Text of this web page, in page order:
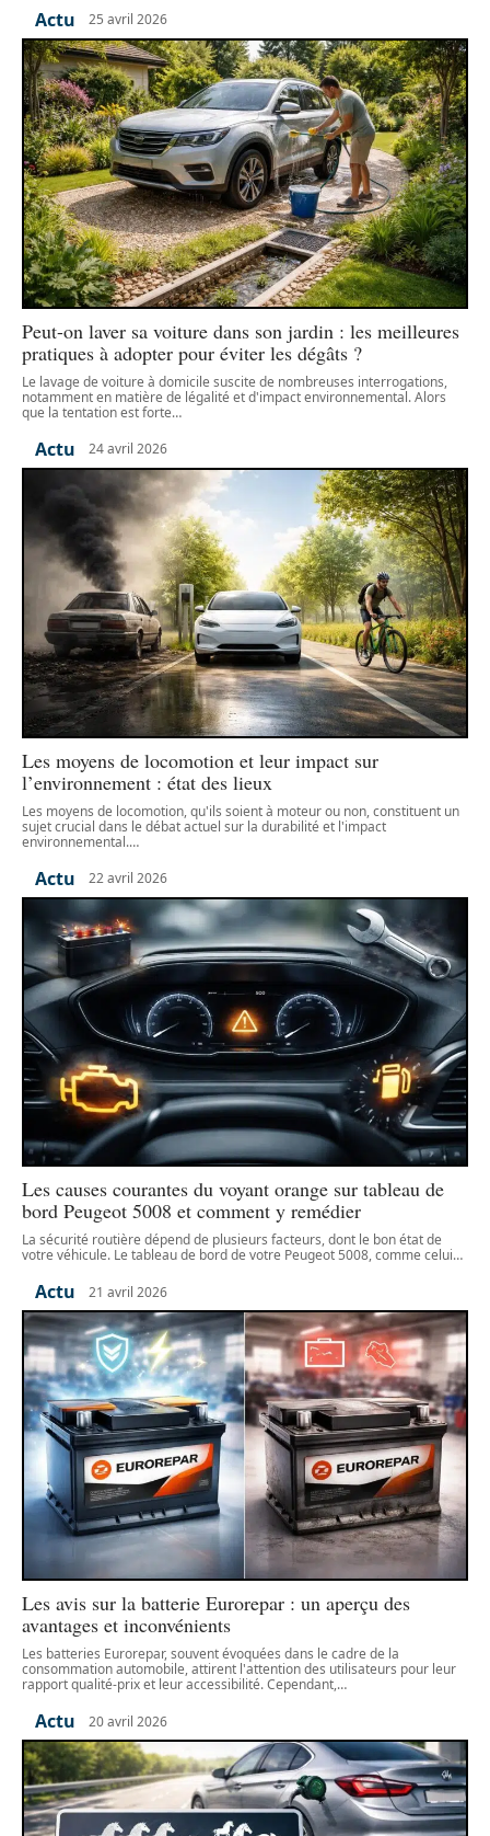
Actu 25 avril 2026
Peut-on laver sa voiture dans son jardin : les meilleures
pratiques à adopter pour éviter les dégâts ?
Le lavage de voiture à domicile suscite de nombreuses interrogations,
notamment en matière de légalité et d'impact environnemental. Alors
que la tentation est forte…
Actu 24 avril 2026
Les moyens de locomotion et leur impact sur
l’environnement : état des lieux
Les moyens de locomotion, qu'ils soient à moteur ou non, constituent un
sujet crucial dans le débat actuel sur la durabilité et l'impact
environnemental.…
Actu 22 avril 2026
Les causes courantes du voyant orange sur tableau de
bord Peugeot 5008 et comment y remédier
La sécurité routière dépend de plusieurs facteurs, dont le bon état de
votre véhicule. Le tableau de bord de votre Peugeot 5008, comme celui…
Actu 21 avril 2026
Les avis sur la batterie Eurorepar : un aperçu des
avantages et inconvénients
Les batteries Eurorepar, souvent évoquées dans le cadre de la
consommation automobile, attirent l'attention des utilisateurs pour leur
rapport qualité-prix et leur accessibilité. Cependant,…
Actu 20 avril 2026